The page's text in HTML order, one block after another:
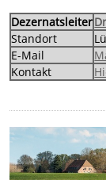
Dezernatsleiter
Standort
E-Mail
Kontakt